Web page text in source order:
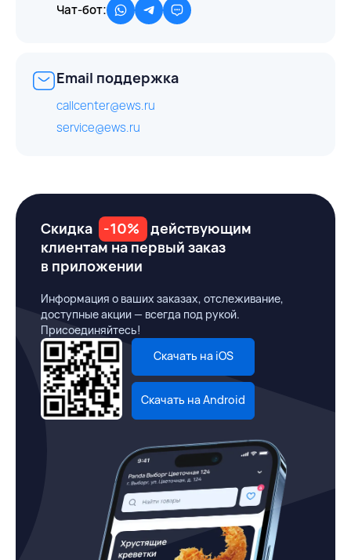
Чат-бот:
Email поддержка
callcenter@ews.ru
service@ews.ru
Скидка -10%
действующим
клиентам на первый заказ
в приложении
Информация о ваших заказах, отслеживание,
доступные акции — всегда под рукой.
Присоединяйтесь!
Скачать на iOS
Скачать на Android